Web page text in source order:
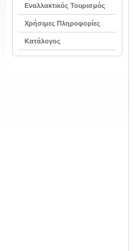
Εναλλακτικός Τουρισμός
Χρήσιμες Πληροφορίες
Κατάλογος